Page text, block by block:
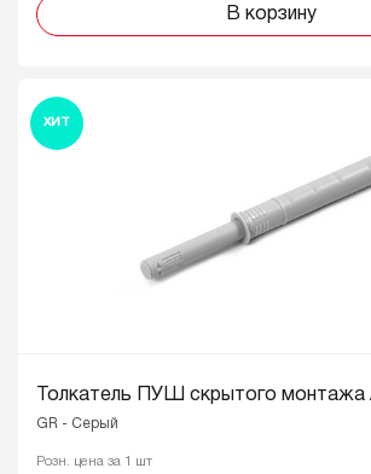
В корзину
ХИТ
Толкатель ПУШ скрытого монтажа
GR - Серый
Розн. цена за 1 шт